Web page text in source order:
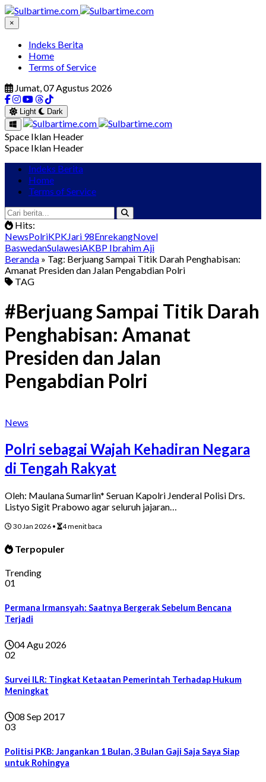
×
Indeks Berita
Home
Terms of Service
Jumat, 07 Agustus 2026
Light Dark
Space Iklan Header
Space Iklan Header
Indeks Berita
Home
Terms of Service
Hits:
NewsPolriKPKJari 98EnrekangNovel
BaswedanSulawesiAKBP Ibrahim Aji
Beranda » Tag: Berjuang Sampai Titik Darah Penghabisan:
Amanat Presiden dan Jalan Pengabdian Polri
TAG
#Berjuang Sampai Titik Darah
Penghabisan: Amanat
Presiden dan Jalan
Pengabdian Polri
News
Polri sebagai Wajah Kehadiran Negara
di Tengah Rakyat
Oleh: Maulana Sumarlin* Seruan Kapolri Jenderal Polisi Drs.
Listyo Sigit Prabowo agar seluruh jajaran…
30 Jan 2026 • 4 menit baca
Terpopuler
Trending
01
Permana Irmansyah: Saatnya Bergerak Sebelum Bencana
Terjadi
04 Agu 2026
02
Survei ILR: Tingkat Ketaatan Pemerintah Terhadap Hukum
Meningkat
08 Sep 2017
03
Politisi PKB: Jangankan 1 Bulan, 3 Bulan Gaji Saja Saya Siap
untuk Rohingya